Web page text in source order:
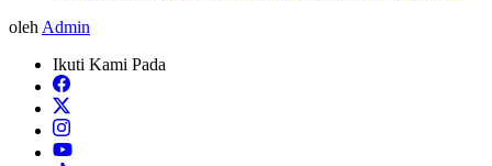
oleh Admin
Ikuti Kami Pada